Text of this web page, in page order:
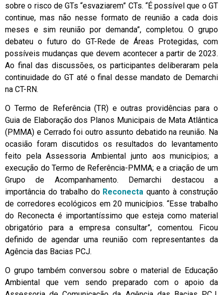
sobre o risco de GTs “esvaziarem” CTs. “É possível que o GT
continue, mas não nesse formato de reunião a cada dois
meses e sim reunião por demanda”, completou. O grupo
debateu o futuro do GT-Rede de Áreas Protegidas, com
possíveis mudanças que devem acontecer a partir de 2023.
Ao final das discussões, os participantes deliberaram pela
continuidade do GT até o final desse mandato de Demarchi
na CT-RN.
O Termo de Referência (TR) e outras providências para o
Guia de Elaboração dos Planos Municipais de Mata Atlântica
(PMMA) e Cerrado foi outro assunto debatido na reunião. Na
ocasião foram discutidos os resultados do levantamento
feito pela Assessoria Ambiental junto aos municípios; a
execução do Termo de Referência-PMMA; e a criação de um
Grupo de Acompanhamento. Demarchi destacou a
importância do trabalho do Reconecta quanto à construção
de corredores ecológicos em 20 municípios. “Esse trabalho
do Reconecta é importantíssimo que esteja como material
obrigatório para a empresa consultar”, comentou. Ficou
definido de agendar uma reunião com representantes da
Agência das Bacias PCJ.
O grupo também conversou sobre o material de Educação
Ambiental que vem sendo preparado com o apoio da